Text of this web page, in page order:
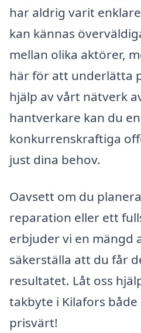
har aldrig varit
kan kännas
mellan olika aktörer,
här för att underlätta
hjälp av vårt nätverk
hantverkare kan du
konkurrenskraftiga
just dina behov.
Oavsett om du
reparation eller ett
erbjuder vi en mängd
säkerställa att du får
resultatet. Låt oss
takbyte i Kilafors
prisvärt!